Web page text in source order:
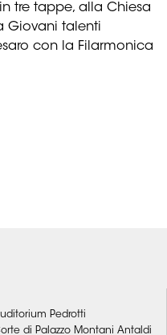
tre tappe, alla Chiesa
Giovani talenti
con la Filarmonica
Pedrotti
di Palazzo Montani Antaldi